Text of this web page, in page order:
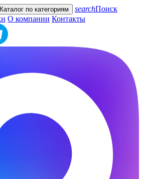
Каталог по категориям searchПоиск
О компании Контакты